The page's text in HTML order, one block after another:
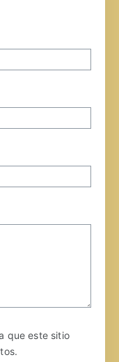
que este sitio